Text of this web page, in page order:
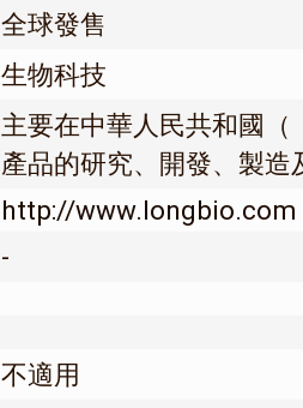
全球發售
生物科技
主要在中華人民共和國（
產品的研究、開發、製造
http://www.longbio.com
-
不適用